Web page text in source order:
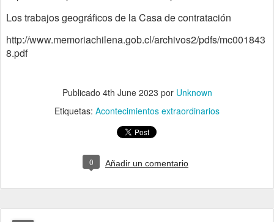
Los trabajos geográficos de la Casa de contratación
http://www.memoriachilena.gob.cl/archivos2/pdfs/mc001843
8.pdf
Publicado 4th June 2023 por Unknown
Etiquetas: Acontecimientos extraordinarios
0 Añadir un comentario